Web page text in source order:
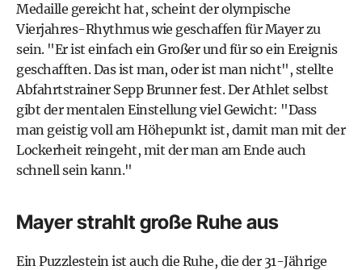
Medaille gereicht hat, scheint der olympische
Vierjahres-Rhythmus wie geschaffen für Mayer zu
sein. "Er ist einfach ein Großer und für so ein Ereignis
geschafften. Das ist man, oder ist man nicht", stellte
Abfahrtstrainer Sepp Brunner fest. Der Athlet selbst
gibt der mentalen Einstellung viel Gewicht: "Dass
man geistig voll am Höhepunkt ist, damit man mit der
Lockerheit reingeht, mit der man am Ende auch
schnell sein kann."
Mayer strahlt große Ruhe aus
Ein Puzzlestein ist auch die Ruhe, die der 31-Jährige